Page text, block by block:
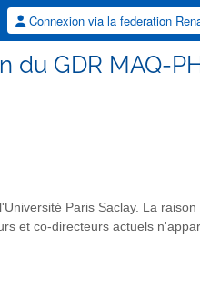
Connexion via la federation
GDR MAQ-
Paris Saclay. La
et co-directeurs actuels